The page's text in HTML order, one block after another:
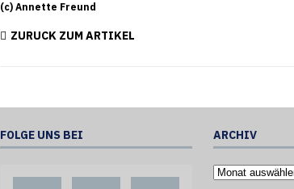
(c) Annette Freund
ZURÜCK ZUM ARTIKEL
FOLGE UNS BEI ARCHIV